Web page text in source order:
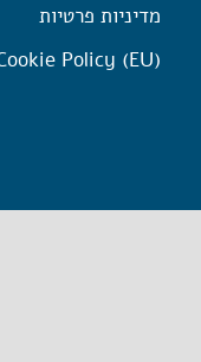
מדיניות פרטיות
Policy (EU)